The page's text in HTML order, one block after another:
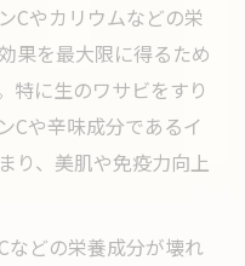
Cやカリウムなどの栄
果を最大限に得るため
特に生のワサビをすり
Cや辛味成分であるイ
り、美肌や免疫力向上
などの栄養成分が壊れ